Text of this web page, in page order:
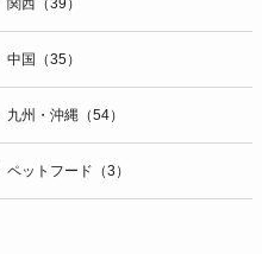
中国（35）
九州・沖縄（54）
ペットフード（3）